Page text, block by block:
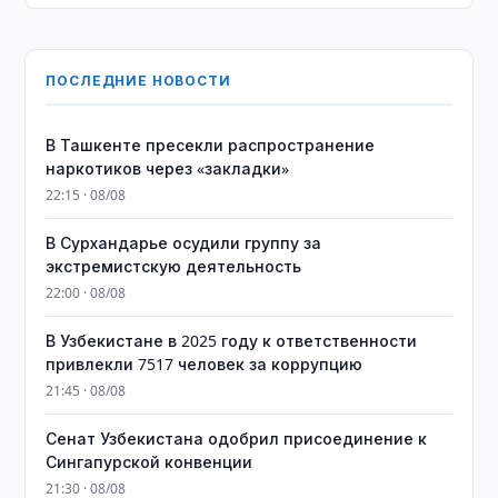
ПОСЛЕДНИЕ НОВОСТИ
В Ташкенте пресекли распространение
наркотиков через «закладки»
22:15 · 08/08
В Сурхандарье осудили группу за
экстремистскую деятельность
22:00 · 08/08
В Узбекистане в 2025 году к ответственности
привлекли 7517 человек за коррупцию
21:45 · 08/08
Сенат Узбекистана одобрил присоединение к
Сингапурской конвенции
21:30 · 08/08